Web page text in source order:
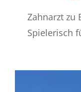
Zahnarzt zu
Spielerisch